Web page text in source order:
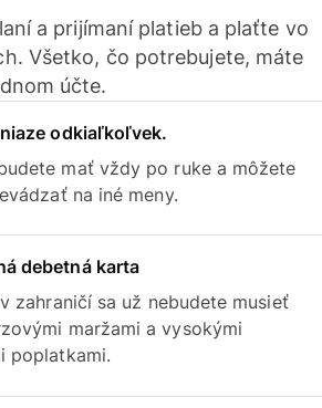
a prijímaní platieb a plaťte vo
Všetko, čo potrebujete, máte
účte.
odkiaľkoľvek.
mať vždy po ruke a môžete
na iné meny.
debetná karta
zahraničí sa už nebudete musieť
maržami a vysokými
poplatkami.